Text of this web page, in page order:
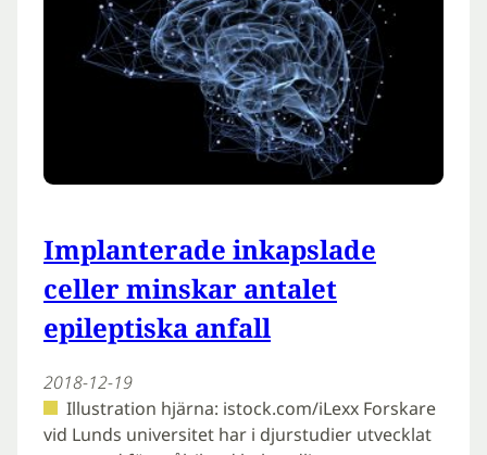
Implanterade inkapslade
celler minskar antalet
epileptiska anfall
2018-12-19
Illustration hjärna: istock.com/iLexx Forskare
vid Lunds universitet har i djurstudier utvecklat